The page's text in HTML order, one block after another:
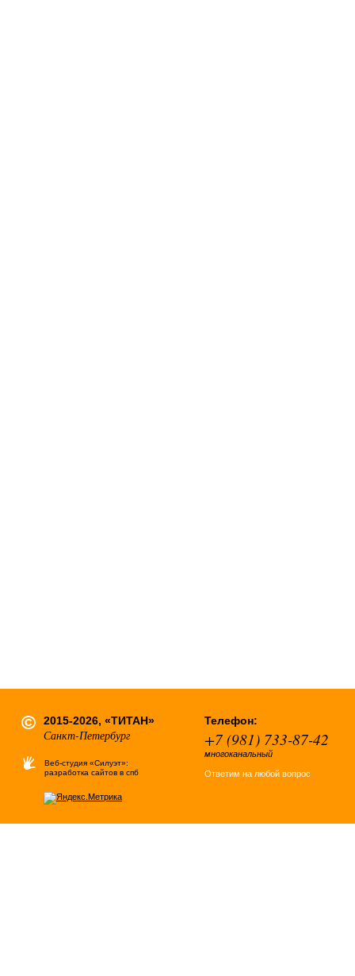
2015-2026, «ТИТАН»
Санкт-Петербург
Веб-студия «Силуэт»:
разработка сайтов в спб
Телефон:
+7 (981) 733-87-42
многоканальный
Ответим на любой вопрос